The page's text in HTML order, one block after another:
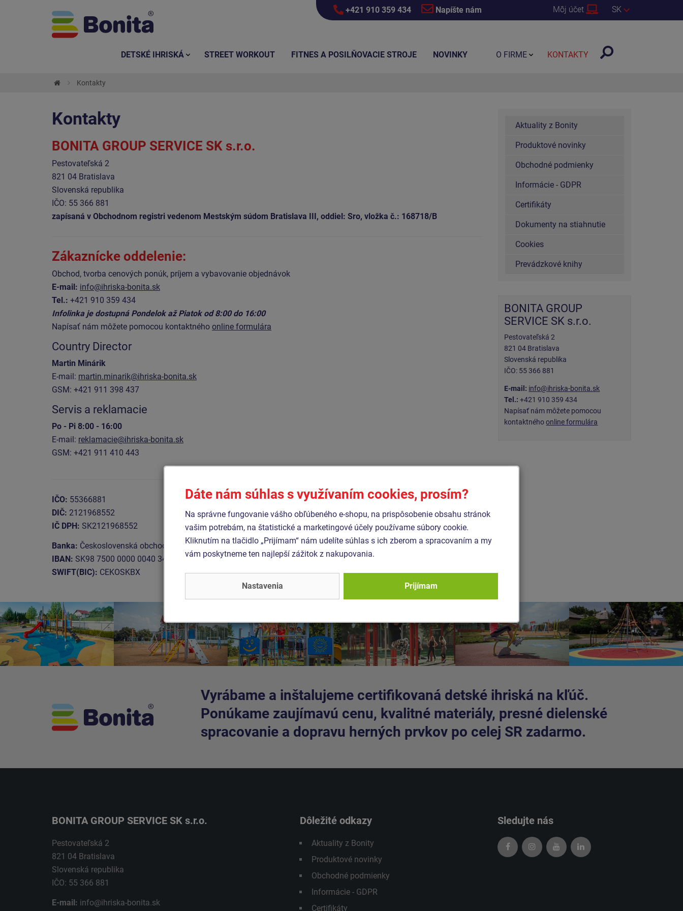
+421 910 359 434 Napíšte nám Môj účet SK
Kontakty
Kontakty
BONITA GROUP SERVICE SK s.r.o.
Pestovateľská 2
821 04 Bratislava
Slovenská republika
IČO: 55 366 881
zapísaná v Obchodnom registri vedenom Mestským súdom Bratislava III, oddiel: Sro, vložka č.: 168718/B
Zákaznícke oddelenie:
Obchod, tvorba cenových ponúk, príjem a vybavovanie objednávok
E-mail: info@ihriska-bonita.sk
Tel.: +421 910 359 434
Infolinka je dostupná Pondelok až Piatok od 8:00 do 16:00
Napísať nám môžete pomocou kontaktného online formulára
Country Director
Martin Minárik
E-mail: martin.minarik@ihriska-bonita.sk
GSM: +421 911 398 437
Servis a reklamacie
Po - Pi 8:00 - 16:00
E-mail: reklamacie@ihriska-bonita.sk
GSM: +421 911 410 443
IČO: 55366881
DIČ: 2121968552
IČ DPH: SK2121968552
Banka: Československá obchodní banka, a.s.
IBAN: SK98 7500 0000 0040 3469 5240
SWIFT(BIC): CEKOSKBX
Aktuality z Bonity
Produktové novinky
Obchodné podmienky
Informácie - GDPR
Certifikáty
Dokumenty na stiahnutie
Cookies
Prevádzkové knihy
BONITA GROUP
SERVICE SK s.r.o.
Pestovateľská 2
821 04 Bratislava
Slovenská republika
IČO: 55 366 881
E-mail: info@ihriska-bonita.sk
Tel.:+421 910 359 434
Napísať nám môžete pomocou
kontaktnéhoonline formulára
Vyrábame a inštalujeme certifikovaná detské ihriská na kľúč.
Ponúkame zaujímavú cenu, kvalitné materiály, presné dielenské
spracovanie a dopravu herných prvkov po celej SR zadarmo.
BONITA GROUP SERVICE SK s.r.o.
Pestovateľská 2
821 04 Bratislava
Slovenská republika
IČO: 55 366 881
E-mail: info@ihriska-bonita.sk
Dôležité odkazy
Aktuality z Bonity
Produktové novinky
Obchodné podmienky
Informácie - GDPR
Certifikáty
Sledujte nás
DETSKÉ IHRISKÁ STREET WORKOUT FITNES A POSILŇOVACIE STROJE NOVINKY O FIRME KONTAKTY
Dáte nám súhlas s využívaním cookies, prosím?
Na správne fungovanie vášho obľúbeného e-shopu, na prispôsobenie obsahu stránok
vašim potrebám, na štatistické a marketingové účely používame súbory cookie.
Kliknutím na tlačidlo „Prijímam“ nám udelíte súhlas s ich zberom a spracovaním a my
vám poskytneme ten najlepší zážitok z nakupovania.
Nastavenia Prijímam